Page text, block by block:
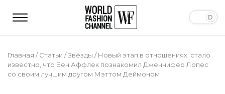
Главная /Статьи /Звёзды /Новый этап в отношениях: стало
известно, что Бен Аффлек познакомил Дженнифер Лопес
со своим лучшим другом Мэттом Деймоном